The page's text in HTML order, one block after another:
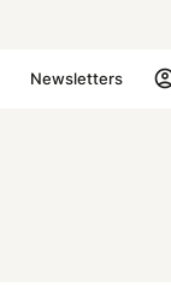
Newsletters